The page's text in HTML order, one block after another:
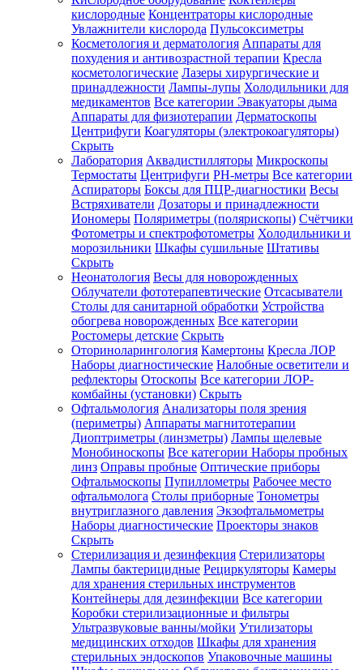
Зарегистрироваться
Зачем
регистрироваться?
Все
покупки
одном
месте
Личный
менеджер
Отслеживание
статуса
заказа
кислородные Концентраторы кислородные
Увлажнители кислорода Пульсоксиметры
Косметология и дерматология Аппараты для
похудения и антивозрастной терапии Кресла
косметологические Лазеры хирургические и
принадлежности Лампы-лупы Холодильники для
медикаментов Все категории Эвакуаторы дыма
Аппараты для физиотерапии Дерматоскопы
Центрифуги Коагуляторы (электрокоагуляторы)
Скрыть
Лаборатория Аквадистилляторы Микроскопы
Термостаты Центрифуги PH-метры Все категории
Аспираторы Боксы для ПЦР-диагностики Весы
Встряхиватели Дозаторы и принадлежности
Иономеры Поляриметры (полярископы) Счётчики
Фотометры и спектрофотометры Холодильники и
морозильники Шкафы сушильные Штативы
Скрыть
Неонатология Весы для новорожденных
Облучатели фототерапевтические Отсасыватели
Столы для санитарной обработки Устройства
обогрева новорожденных Все категории
Ростомеры детские Скрыть
Оториноларингология Камертоны Кресла ЛОР
Наборы диагностические Налобные осветители и
рефлекторы Отоскопы Все категории ЛОР-
комбайны (установки) Скрыть
Офтальмология Анализаторы поля зрения
(периметры) Аппараты магнитотерапии
Диоптриметры (линзметры) Лампы щелевые
Монобиноскопы Все категории Наборы пробных
линз Оправы пробные Оптические приборы
Офтальмоскопы Пупиллометры Рабочее место
офтальмолога Столы приборные Тонометры
внутриглазного давления Экзофтальмометры
Наборы диагностические Проекторы знаков
Скрыть
Стерилизация и дезинфекция Стерилизаторы
Лампы бактерицидные Рециркуляторы Камеры
для хранения стерильных инструментов
Контейнеры для дезинфекции Все категории
Коробки стерилизационные и фильтры
Ультразвуковые ванны/мойки Утилизаторы
медицинских отходов Шкафы для хранения
стерильных эндоскопов Упаковочные машины